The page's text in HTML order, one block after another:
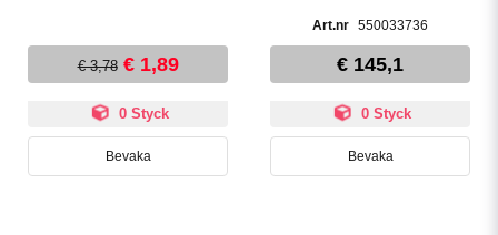
€ 3,78 € 1,89
0 Styck
Bevaka
550033736
€ 145,1
0 Styck
Bevaka